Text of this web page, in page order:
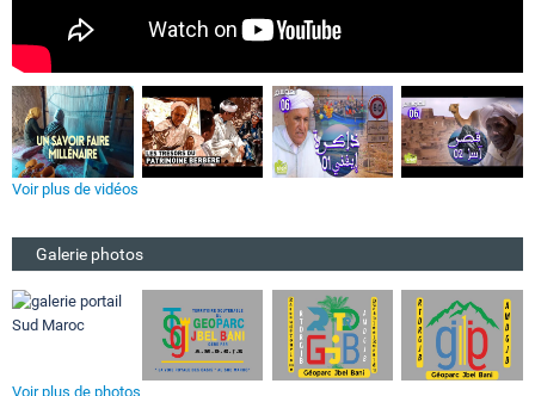
Voir plus de vidéos
Galerie photos
Voir plus de photos